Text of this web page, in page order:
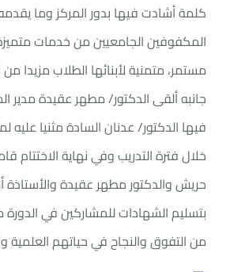
كلمة أشادت فيها بدور المركز وما
المكفوفين الجامعيين من خدمات
مستمر، متمنية لأبنائها الطلاب مزيدا
جانبه ألقى الدكتور/ مطهر عقيدة مدير
فيها الدكتور/ عدنان السادة مثنيا عليه
خلال فترة التدريب وفي نهاية الاختتام
حريش والدكتور مطهر عقيدة والأستاذة
بتسليم الشهادات للمشاركين في الدورة
من التفوق والنجاح في حياتهم العلمية